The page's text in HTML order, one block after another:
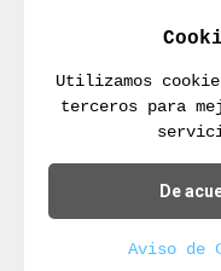
Utilizamos
terceros para
De
Aviso de